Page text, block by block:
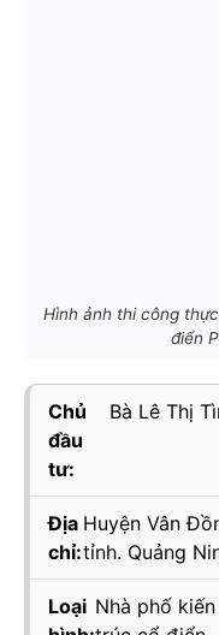
Hình ảnh thi công
điển
Chủ
đầu
tư:
Bà Lê Thị
Địa
chỉ:
Huyện Vân
tỉnh. Quảng
Loại Nhà phố kiến